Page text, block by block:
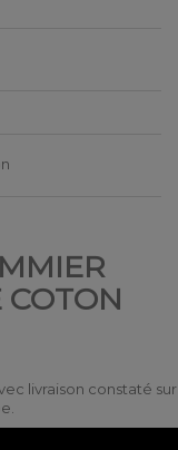
COTON
livraison constaté sur